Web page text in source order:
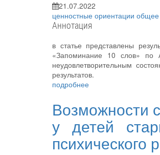
21.07.2022
ценностные ориентации общее
Аннотация
в статье представлены
«Запоминание 10 слов» по
неудовлетворительным
результатов.
подробнее
Возможности
у детей
психического